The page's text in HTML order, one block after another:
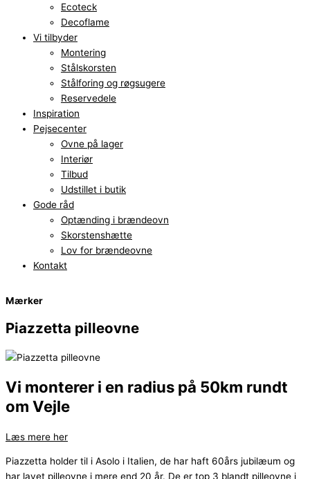
Ecoteck
Decoflame
Vi tilbyder
Montering
Stålskorsten
Stålforing og røgsugere
Reservedele
Inspiration
Pejsecenter
Ovne på lager
Interiør
Tilbud
Udstillet i butik
Gode råd
Optænding i brændeovn
Skorstenshætte
Lov for brændeovne
Kontakt
Mærker
Piazzetta pilleovne
Vi monterer i en radius på 50km rundt
om Vejle
Læs mere her
Piazzetta holder til i Asolo i Italien, de har haft 60års jubilæum og
har lavet pilleovne i mere end 20 år. De er top 3 blandt pilleovne i